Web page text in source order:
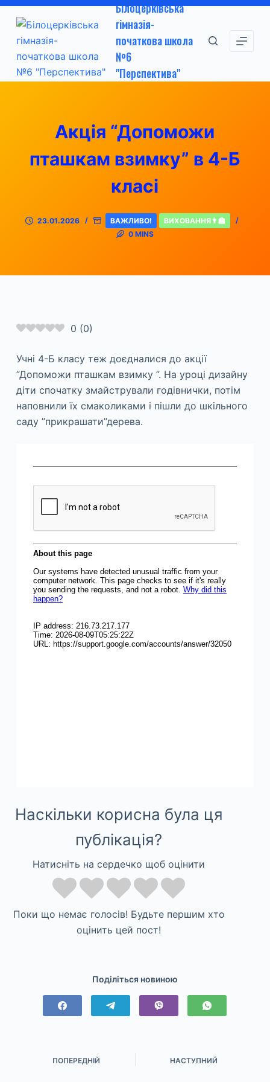
П
е
р
е
й
Білоцерківська
гімназія-
початкова школа
№6
"Перспектива"
Акція “Допоможи
пташкам взимку” в 4-Б
класі
23.01.2026 ВАЖЛИВО!
ВИХОВАННЯ👨‍🏫
0 MINS
0 (0)
Учні 4-Б класу теж доєдналися до акції
”Допоможи пташкам взимку ”. На уроці дизайну
діти спочатку змайстрували годівнички, потім
наповнили їх смаколиками і пішли до шкільного
саду ”прикрашати”дерева.
Наскільки корисна була ця
публікація?
Натисніть на сердечко щоб оцінити
Поки що немає голосів! Будьте першим хто
оцінить цей пост!
Поділіться новиною
ПОПЕРЕДНІЙ НАСТУПНИЙ